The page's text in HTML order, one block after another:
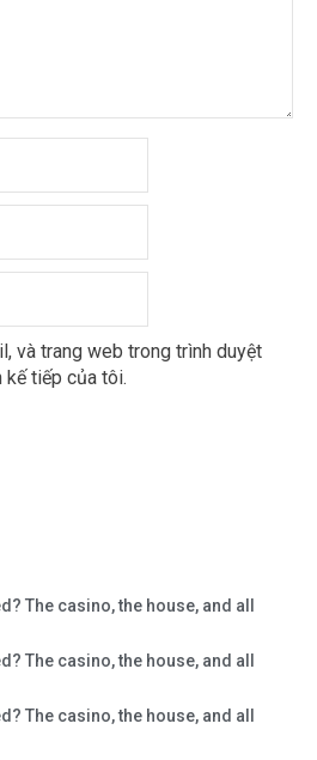
và trang web trong trình duyệt
kế tiếp của tôi.
The casino, the house, and all
The casino, the house, and all
The casino, the house, and all